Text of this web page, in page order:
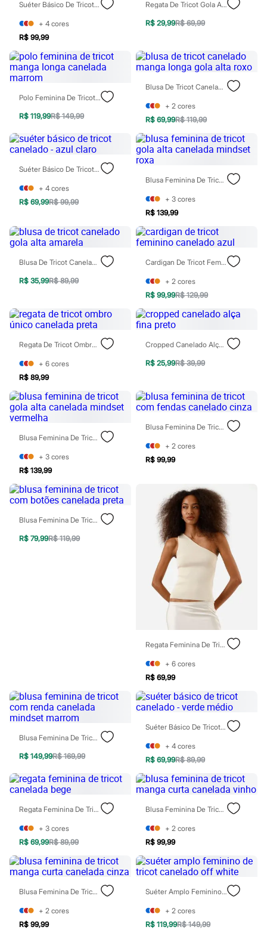
Pijamas
Sutiãs e Tops
Moda praia
Biquínis
Maiôs
Saídas de praia
Personagens
Plus size
Blusas e Camisetas
Calças
Casacos e Jaquetas
Moda esportiva
Shorts e Saias
Vestidos
Masculino
Dia dos Pais
Inverno
Bermudas
Camisas
Camisetas e Regatas
Casacos e Jaquetas
Jeans
Acessórios
Bolsas e Mochilas
Chapéus e Bonés
Cintos
Carteiras
Óculos
Relógios
Calçados
Botas
Chinelos
Sapatos
Sandálias e Papetes
Tênis
Acessórios
Bermudas
Calças
Calçados
Moda íntima
Cuecas
Meias
Em alta
Arrumadinho para os meninos
Romântico para as meninas
Novidades
0 a 24 meses
4 a 12 anos
10 a 16 anos
0 a 24 meses
1 a 5 anos
4 a 12 anos
10 a 16 anos
Acessórios
Recém-nascido
Bolsas e Mochilas
Chapéus
Calçados
Botas
Chinelos
Pantufas
Suéter Básico De Tricot Canelado - Areia
+ 4 cores
R$ 99,99
Regata De Tricot Gola Alta Azul Médio
R$ 29,99R$ 69,99
Polo Feminina De Tricot Manga Longa Canelada Marrom
R$ 119,99R$ 149,99
Blusa De Tricot Canelado Manga Longa Gola Alta Roxo
+ 2 cores
R$ 69,99R$ 119,99
Suéter Básico De Tricot Canelado - Azul Claro
+ 4 cores
R$ 69,99R$ 99,99
Blusa Feminina De Tricot Gola Alta Canelada Mindset Roxa
+ 3 cores
R$ 139,99
Blusa De Tricot Canelado Gola Alta Amarela
R$ 35,99R$ 89,99
Cardigan De Tricot Feminino Canelado Azul
+ 2 cores
R$ 99,99R$ 129,99
Regata De Tricot Ombro Único Canelada Preta
+ 6 cores
R$ 89,99
Cropped Canelado Alça Fina Preto
R$ 25,99R$ 39,99
Blusa Feminina De Tricot Gola Alta Canelada Mindset Vermelha
+ 3 cores
R$ 139,99
Blusa Feminina De Tricot Com Fendas Canelado Cinza
+ 2 cores
R$ 99,99
Blusa Feminina De Tricot Com Botões Canelada Preta
R$ 79,99R$ 119,99
Regata Feminina De Tricot Ombro Único Canelada Bege
+ 6 cores
R$ 69,99
Blusa Feminina De Tricot Com Renda Canelada Mindset Marrom
R$ 149,99R$ 169,99
Suéter Básico De Tricot Canelado - Verde Médio
+ 4 cores
R$ 69,99R$ 89,99
Regata Feminina De Tricot Canelada Bege
+ 3 cores
R$ 69,99R$ 89,99
Blusa Feminina De Tricot Manga Curta Canelada Vinho
+ 2 cores
R$ 99,99
Blusa Feminina De Tricot Manga Curta Canelada Cinza
+ 2 cores
R$ 99,99
Suéter Amplo Feminino De Tricot Canelado Off White
+ 2 cores
R$ 119,99R$ 149,99